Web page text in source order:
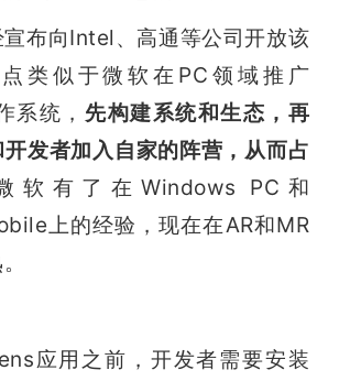
宣布向Intel、高通等公司开放该
类似于微软在PC领域推广
系统， 先构建系统和生态，再
发者加入自家的阵营，从而占
软有了在Windows PC和
上的经验，现在在AR和MR
应用之前，开发者需要安装